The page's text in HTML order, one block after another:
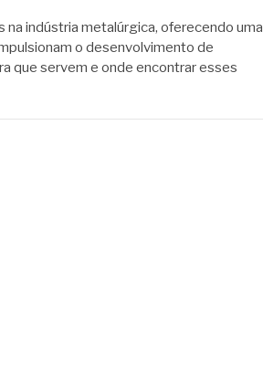
na indústria metalúrgica, oferecendo uma
o desenvolvimento de
que servem e onde encontrar esses